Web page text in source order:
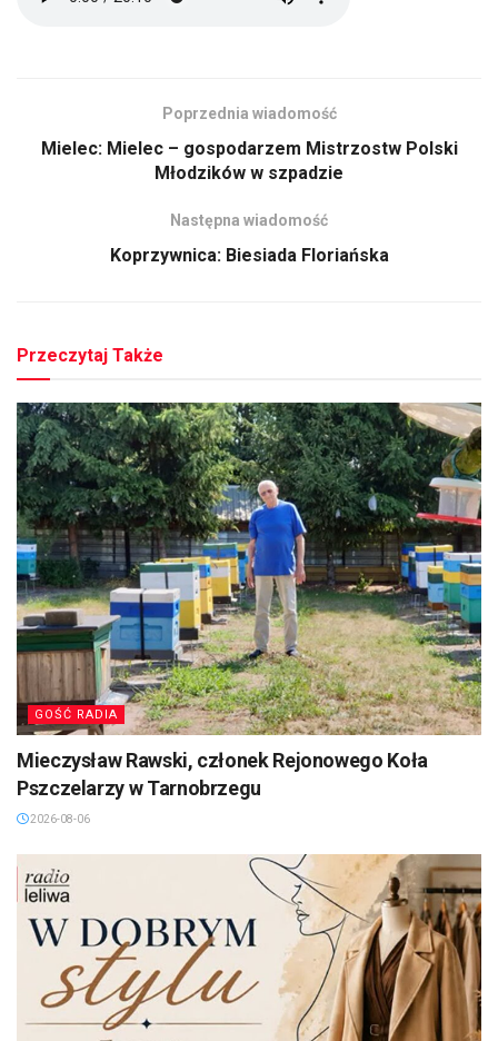
Poprzednia wiadomość
Mielec: Mielec – gospodarzem Mistrzostw Polski
Młodzików w szpadzie
Następna wiadomość
Koprzywnica: Biesiada Floriańska
Przeczytaj Także
GOŚĆ RADIA
Mieczysław Rawski, członek Rejonowego Koła
Pszczelarzy w Tarnobrzegu
2026-08-06